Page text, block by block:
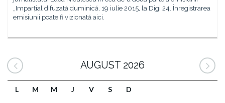
„Imparțial difuzată duminică, 19 iulie 2015, la Digi 24. Înregistrarea
emisiunii poate fi vizionată aici.
AUGUST 2026
L M M J V S D